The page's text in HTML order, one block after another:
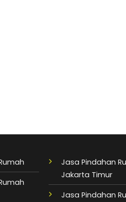
Jasa Pindahan
Jakarta Timur
Jasa Pindahan